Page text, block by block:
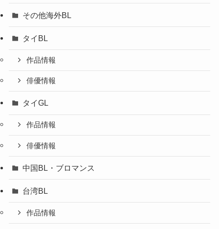
その他海外BL
タイBL
作品情報
俳優情報
タイGL
作品情報
俳優情報
中国BL・ブロマンス
台湾BL
作品情報